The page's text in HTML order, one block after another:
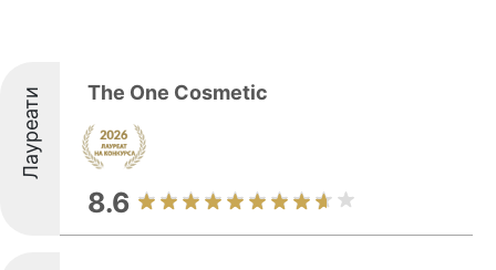
Лауреати The One Cosmetic
8.6